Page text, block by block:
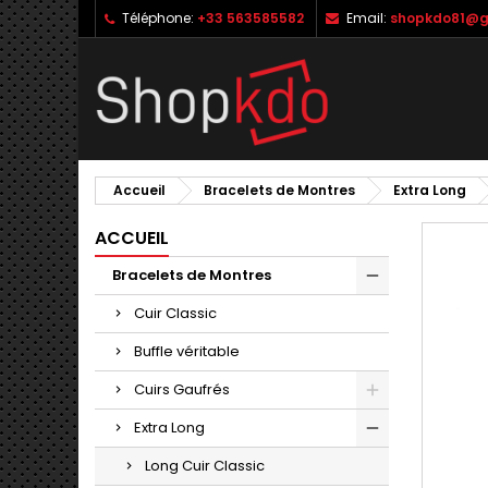
Téléphone: +33 563585582 Email:
Accueil Bracelets de Montres Extra Long
ACCUEIL
Bracelets de Montres
Cuir Classic
Buffle véritable
Cuirs Gaufrés
Extra Long
Long Cuir Classic